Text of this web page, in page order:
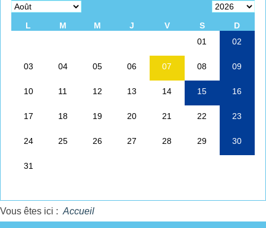
Vous êtes ici : Accueil